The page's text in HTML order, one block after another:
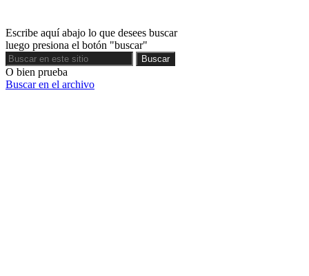
Escribe aquí abajo lo que desees buscar
luego presiona el botón "buscar"
Buscar
Buscar
O bien prueba
Buscar en el archivo